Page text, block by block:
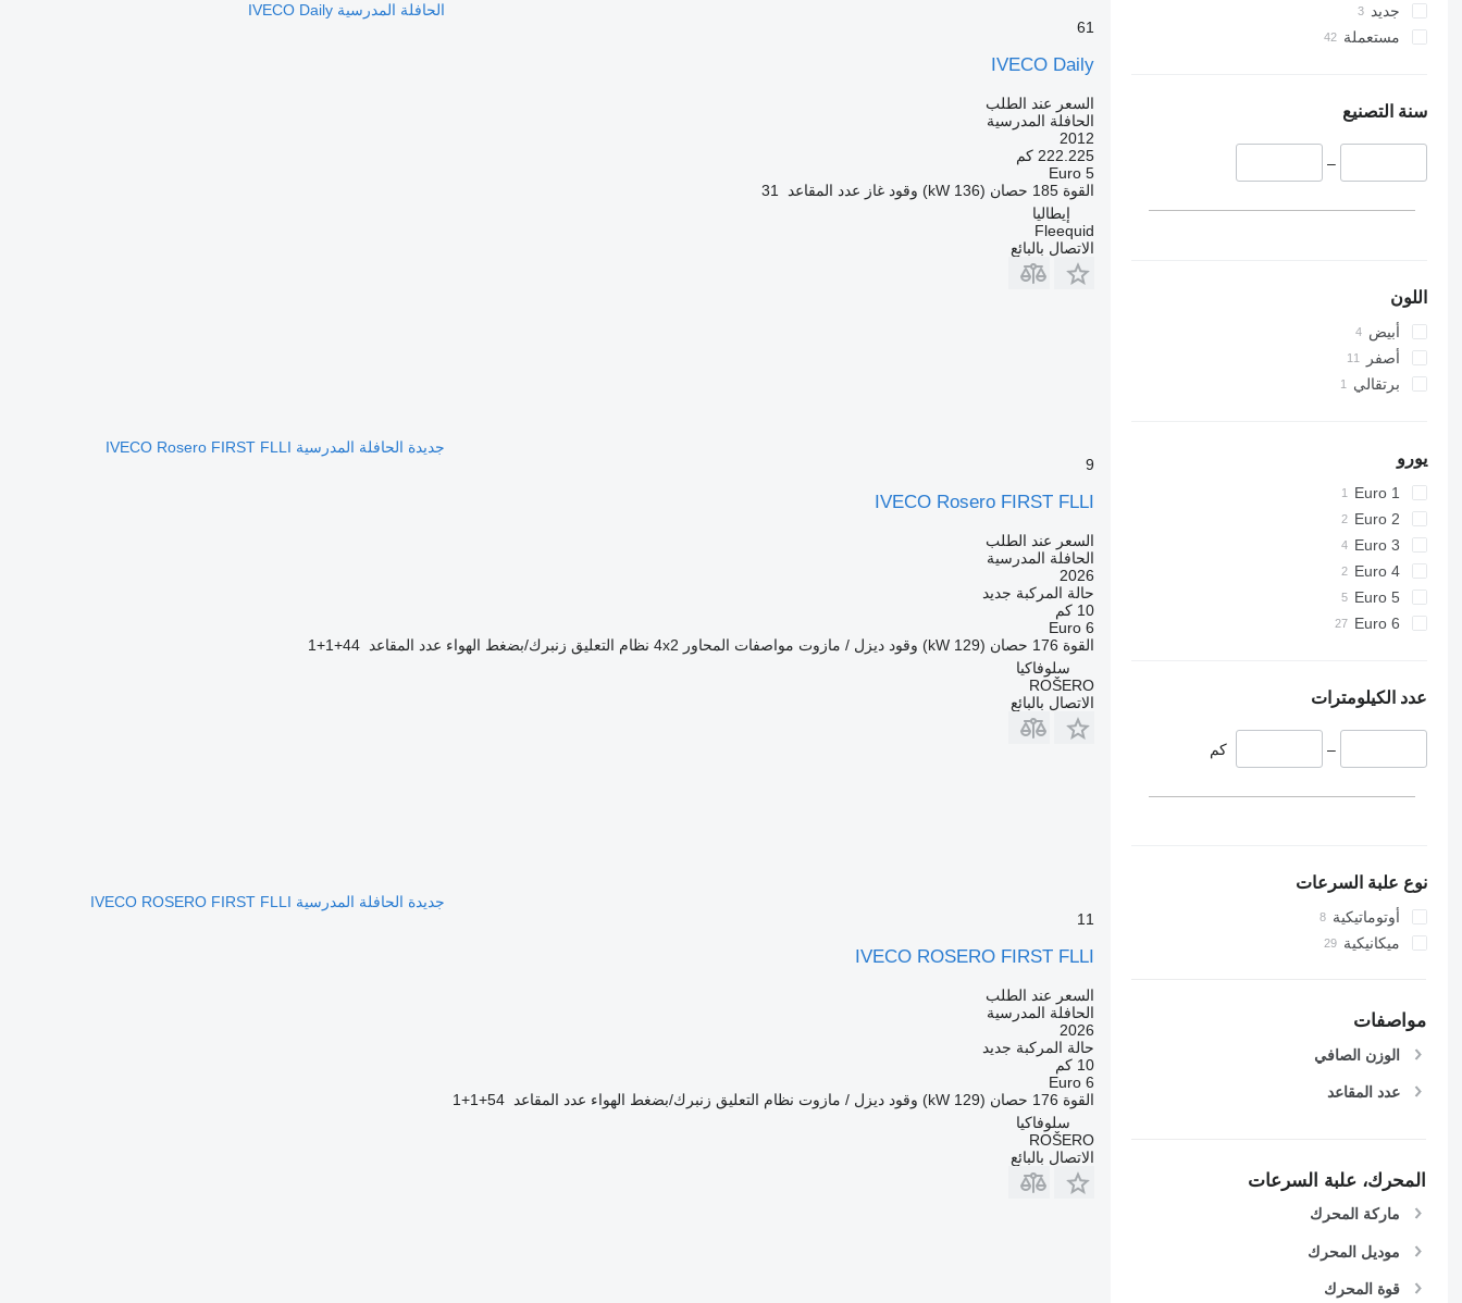
جديد
مستعملة
سنة التصنيع
–
اللون
أبيض
أصفر
برتقالي
يورو
Euro 1
Euro 2
Euro 3
Euro 4
Euro 5
Euro 6
عدد الكيلومترات
– كم
نوع علبة السرعات
أوتوماتيكية
ميكانيكية
مواصفات
الوزن الصافي
عدد المقاعد
المحرك، علبة السرعات
ماركة المحرك
موديل المحرك
قوة المحرك
الحافلة المدرسية IVECO Daily
61
IVECO Daily
السعر عند الطلب
الحافلة المدرسية
2012
222.225 كم
Euro 5
القوة 185 حصان (136 kW) وقود غاز عدد المقاعد
31
إيطاليا
Fleequid
الاتصال بالبائع
جديدة الحافلة المدرسية IVECO Rosero FIRST FLLI
9
IVECO Rosero FIRST FLLI
السعر عند الطلب
الحافلة المدرسية
2026
حالة المركبة جديد
10 كم
Euro 6
القوة 176 حصان (129 kW) وقود ديزل / مازوت مواصفات المحاور 4x2 نظام التعليق زنبرك/بضغط الهواء عدد المقاعد
44+1+1
سلوفاكيا
ROŠERO
الاتصال بالبائع
جديدة الحافلة المدرسية IVECO ROSERO FIRST FLLI
11
IVECO ROSERO FIRST FLLI
السعر عند الطلب
الحافلة المدرسية
2026
حالة المركبة جديد
10 كم
Euro 6
القوة 176 حصان (129 kW) وقود ديزل / مازوت نظام التعليق زنبرك/بضغط الهواء عدد المقاعد
54+1+1
سلوفاكيا
ROŠERO
الاتصال بالبائع